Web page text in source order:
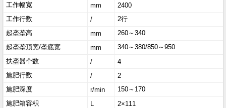
工作幅宽
mm
2400
工作行数
/
2行
起垄垄高
mm
260～340
起垄垄顶宽/垄底宽
mm
340～380/850～950
扶垄器个数
/
4
施肥行数
/
2
施肥深度
r/min
150～170
施肥箱容积
L 2×111